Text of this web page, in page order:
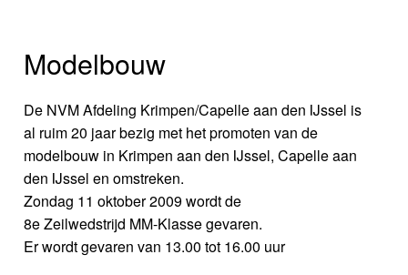
Modelbouw
De NVM Afdeling Krimpen/Capelle aan den IJssel is
al ruim 20 jaar bezig met het promoten van de
modelbouw in Krimpen aan den IJssel, Capelle aan
den IJssel en omstreken.
Zondag 11 oktober 2009 wordt de
8e Zeilwedstrijd MM-Klasse gevaren.
Er wordt gevaren van 13.00 tot 16.00 uur